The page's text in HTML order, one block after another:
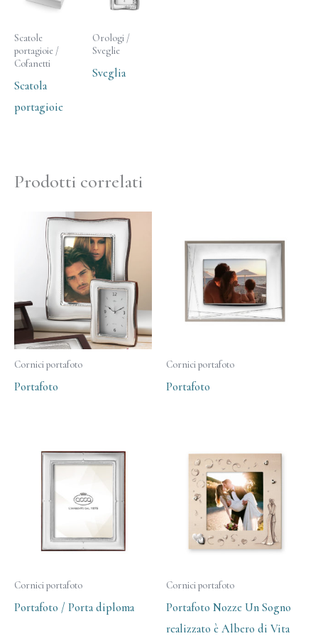
Scatole
portagioie /
Cofanetti
Scatola
portagioie
Orologi /
Sveglie
Sveglia
Prodotti correlati
Cornici portafoto
Portafoto
Cornici portafoto
Portafoto
Cornici portafoto
Portafoto / Porta diploma
Cornici portafoto
Portafoto Nozze Un Sogno
realizzato è Albero di Vita